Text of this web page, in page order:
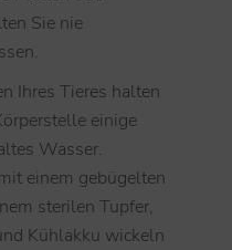
Sie nie
Ihres Tieres halten
einige
Wasser.
einem gebügelten
sterilen Tupfer,
Kühlakku wickeln